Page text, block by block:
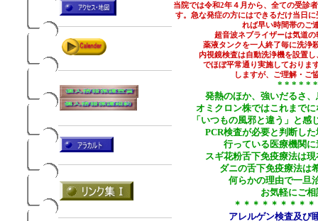
当院では令和2年４月から、全ての受診
す。急な発症の方にはできるだけ当日
れば早い時間帯のご
超音波ネブライザーは気道
薬液タンクを一人終了毎に洗浄
内視鏡検査は自動洗浄機を設置
でほぼ平常通り実施しておりま
しますが、ご理解・ご
* * * * *
発熱のほか、強いだるさ
オミクロン株ではこれまで
「いつもの風邪と違う」と
PCR検査が必要と判断し
行っている医療機関
スギ花粉舌下免疫療法は現
ダニの舌下免疫療法は
何らかの理由で一旦
お気軽にご
＊＊＊＊＊＊＊＊
アレルゲン検査及び